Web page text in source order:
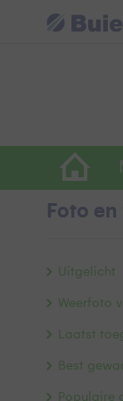
Foto
Uitgelicht
Weerfoto
Laatst
Best
Populaire